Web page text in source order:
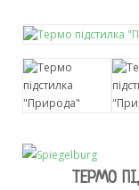
ТЕРМО